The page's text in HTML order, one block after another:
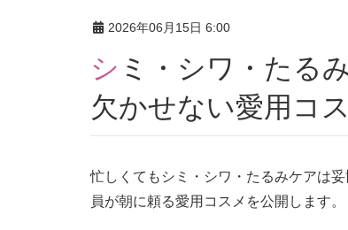
2026年06月15日 6:00
シミ・シワ・たるみ悩みに！美ST編集部3人が朝に
欠かせない愛用コ
忙しくてもシミ・シワ・たるみケアは
員が朝に頼る愛用コスメを公開します。